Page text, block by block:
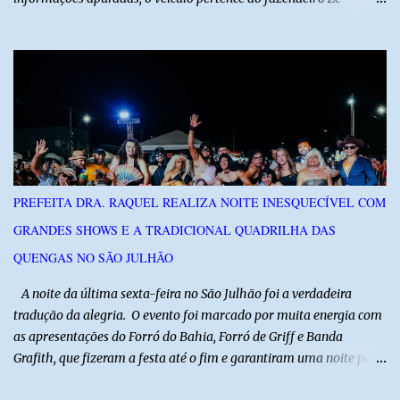
testemunhas, os suspeitos utilizavam roupas semelhantes a
uniformes de empresa, o que pode ter ajudado a não despertar
suspeitas antes da abordagem. Após a ação criminosa, a dupla
fugiu levando a caminhonete em direção ainda desconhecida. A
Polícia Militar foi acionada logo após o crime e realiza diligências
na região na tentativa de localizar o veículo e identificar os
autores do assalto. Qualquer informação que possa ajudar na
localização da caminhonete ou na identificação dos suspeitos pode
PREFEITA DRA. RAQUEL REALIZA NOITE INESQUECÍVEL COM
GRANDES SHOWS E A TRADICIONAL QUADRILHA DAS
QUENGAS NO SÃO JULHÃO
​ A noite da última sexta-feira no São Julhão foi a verdadeira
tradução da alegria. O evento foi marcado por muita energia com
as apresentações do Forró do Bahia, Forró de Griff e Banda
Grafith, que fizeram a festa até o fim e garantiram uma noite para